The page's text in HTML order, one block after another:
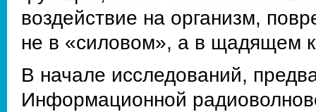
воздействие на организм,
не в «силовом», а в щадящем
В начале исследований,
Информационной